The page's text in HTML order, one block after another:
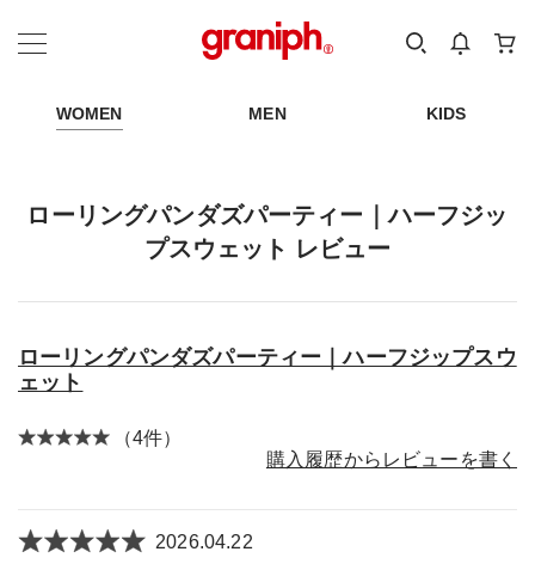
カテゴリーから探す
WOMEN MEN KIDS
ローリングパンダズパーティー｜ハーフジッ
プスウェット レビュー
ローリングパンダズパーティー｜ハーフジップスウ
ェット
（4件）
購入履歴からレビューを書く
2026.04.22